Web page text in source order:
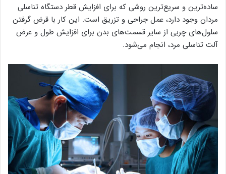
ساده‌ترین و سریع‌ترین روشی که برای افزایش قطر دستگاه تناسلی
مردان وجود دارد، عمل جراحی و تزریق است. این کار با قرض گرفتن
سلول‌های چربی از سایر قسمت‌های بدن برای افزایش طول و عرض
آلت تناسلی مرد، انجام می‌شود.